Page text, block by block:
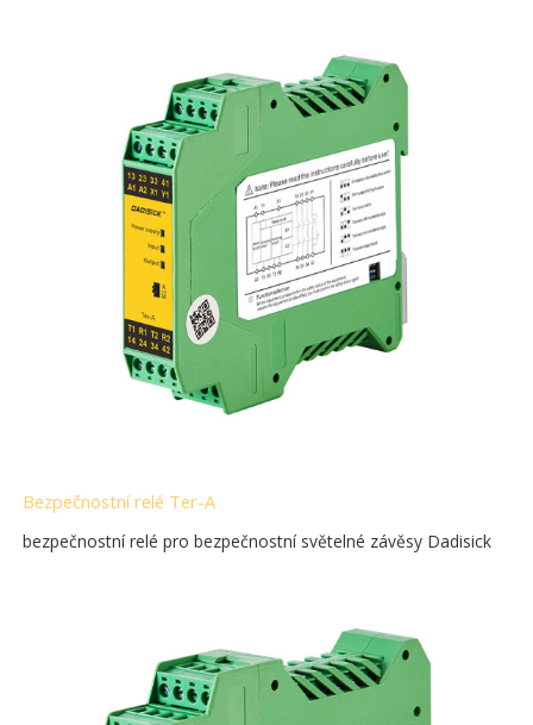
Bezpečnostní relé Ter-A
bezpečnostní relé pro bezpečnostní světelné závěsy Dadisick